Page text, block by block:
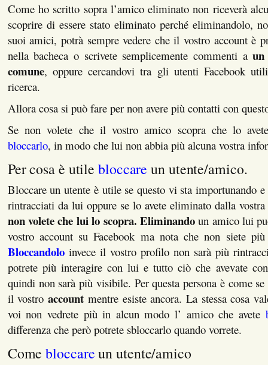
Come ho scritto sopra l’amico eliminato non riceverà
scoprire di essere stato eliminato perché eliminandolo,
suoi amici, potrà sempre vedere che il vostro account è
nella bacheca o scrivete semplicemente commenti aun
comune, oppure cercandovi tra gli utenti Facebook
ricerca.
Allora cosa si può fare per non avere più contatti con
Se non volete che il vostro amico scopra che lo
bloccarlo, in modo che lui non abbia più alcuna vostra
Per cosa è utilebloccareun utente/amico.
Bloccare un utente è utile se questo vi sta importunando
rintracciati da lui oppure se lo avete eliminato dalla
non volete che lui lo scopra. Eliminandoun amico lui
vostro account su Facebook ma nota che non siete
Bloccandolo invece il vostro profilo non sarà più
potrete più interagire con lui e tutto ciò che avevate
quindi non sarà più visibile. Per questa persona è come
il vostroaccount mentre esiste ancora. La stessa cosa
voi non vedrete più in alcun modo l’ amico che avete
differenza che però potrete sbloccarlo quando vorrete.
Comebloccareun utente/amico